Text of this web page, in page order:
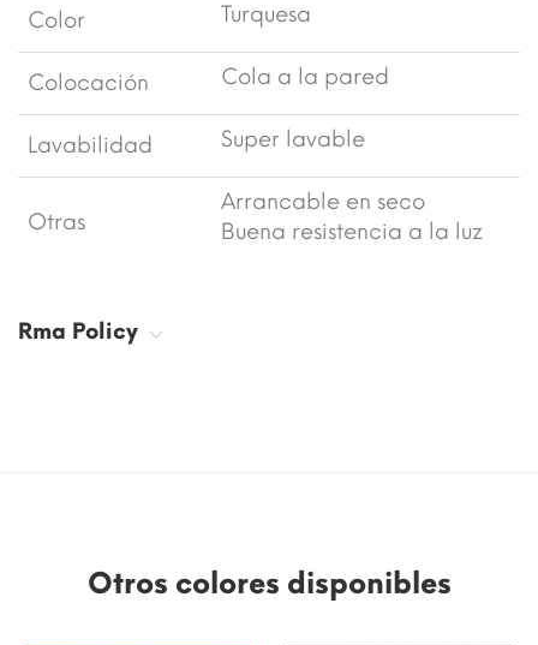
Color Turquesa
Colocación Cola a la pared
Lavabilidad Super lavable
Otras
Arrancable en seco
Buena resistencia a la luz
Rma Policy
Otros colores disponibles